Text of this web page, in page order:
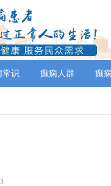
常识 癫痫人群 癫